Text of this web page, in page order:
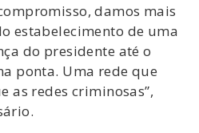
damos mais
estabelecimento de uma
do presidente até o
ponta. Uma rede que
as redes criminosas”,